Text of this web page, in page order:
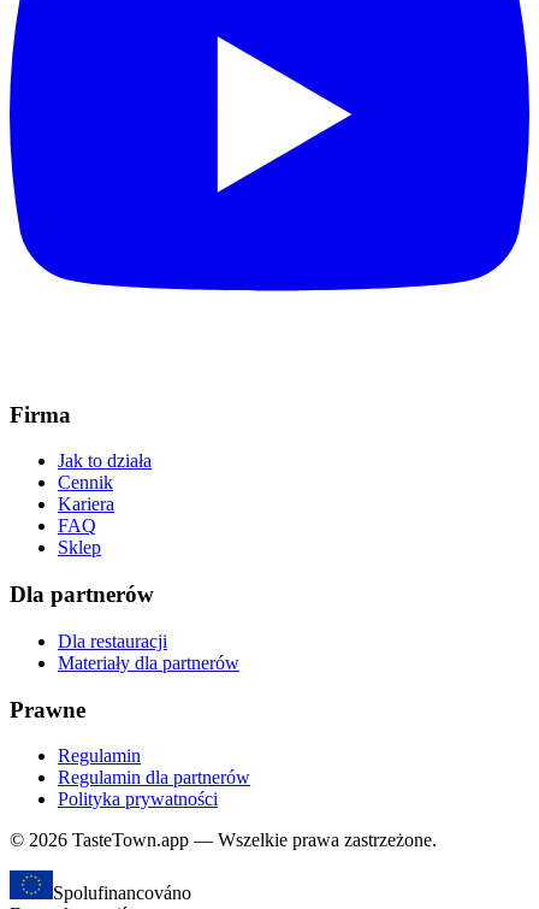
Firma
Jak to działa
Cennik
Kariera
FAQ
Sklep
Dla partnerów
Dla restauracji
Materiały dla partnerów
Prawne
Regulamin
Regulamin dla partnerów
Polityka prywatności
© 2026 TasteTown.app — Wszelkie prawa zastrzeżone.
Spolufinancováno